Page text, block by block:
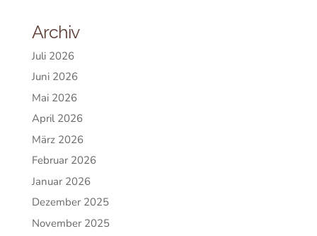
Archiv
Juli 2026
Juni 2026
Mai 2026
April 2026
März 2026
Februar 2026
Januar 2026
Dezember 2025
November 2025